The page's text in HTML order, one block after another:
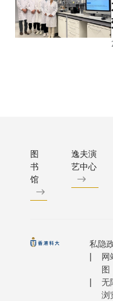
图
书
馆
逸夫演
艺中心
私隐
网
图
无
浏